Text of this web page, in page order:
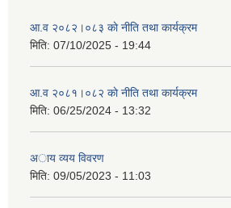
आ.व २०८२।०८३ काे नीति तथा कार्यक्रम
मिति: 07/10/2025 - 19:44
आ.व २०८१।०८२ काे नीति तथा कार्यक्रम
मिति: 06/25/2024 - 13:32
अाय व्यय विवरण
मिति: 09/05/2023 - 11:03